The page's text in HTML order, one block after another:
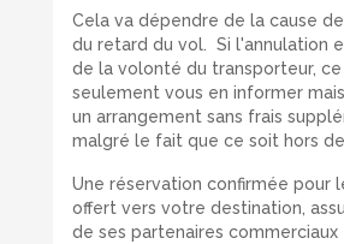
Cela va dépendre de la cause
du retard du vol. Si l'annulation
de la volonté du transporteur,
seulement vous en informer
un arrangement sans frais
malgré le fait que ce soit hors
Une réservation confirmée pour
offert vers votre destination,
de ses partenaires commerciaux